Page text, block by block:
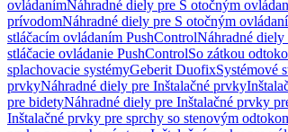
ovládanímNáhradné diely pre S otočným
prívodomNáhradné diely pre S otočným
stláčacím ovládaním PushControlNáhradné diely
stláčacie ovládanie PushControlSo zátkou
splachovacie systémyGeberit DuofixSystémové
prvkyNáhradné diely pre Inštalačné prvky
pre bidetyNáhradné diely pre Inštalačné prvky
Inštalačné prvky pre sprchy so stenovým